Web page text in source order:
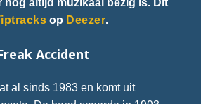
op Deezer.
Accident
al sinds 1983 en komt uit